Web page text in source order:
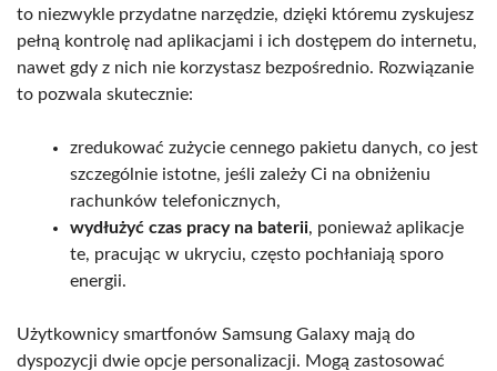
to niezwykle przydatne narzędzie, dzięki któremu zyskujesz
pełną kontrolę nad aplikacjami i ich dostępem do internetu,
nawet gdy z nich nie korzystasz bezpośrednio. Rozwiązanie
to pozwala skutecznie:
zredukować zużycie cennego pakietu danych, co jest
szczególnie istotne, jeśli zależy Ci na obniżeniu
rachunków telefonicznych,
wydłużyć czas pracy na baterii, ponieważ aplikacje
te, pracując w ukryciu, często pochłaniają sporo
energii.
Użytkownicy smartfonów Samsung Galaxy mają do
dyspozycji dwie opcje personalizacji. Mogą zastosować